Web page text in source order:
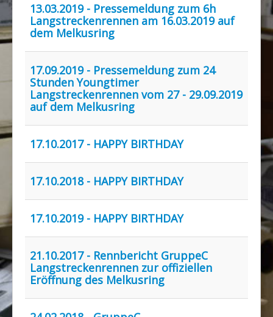
Spenden
Rechtliches
Rennbahn mieten!
13.03.2019 - Pressemeldung zum 6h
Langstreckenrennen am 16.03.2019 auf
dem Melkusring
17.09.2019 - Pressemeldung zum 24
Stunden Youngtimer
Langstreckenrennen vom 27 - 29.09.2019
auf dem Melkusring
17.10.2017 - HAPPY BIRTHDAY
17.10.2018 - HAPPY BIRTHDAY
17.10.2019 - HAPPY BIRTHDAY
21.10.2017 - Rennbericht GruppeC
Langstreckenrennen zur offiziellen
Eröffnung des Melkusring